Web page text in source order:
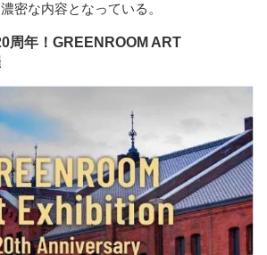
密な内容となっている。
周年！GREENROOM ART